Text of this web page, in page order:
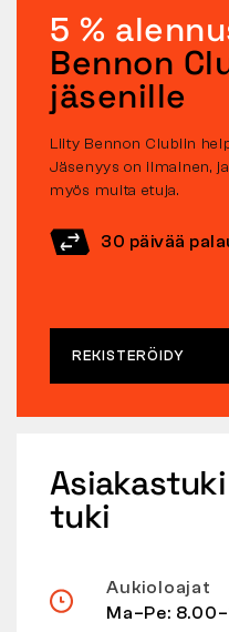
5 %
Bennon
jäsenille
Liity Bennon Clubiin
Jäsenyys on ilmainen,
myös muita etuja.
30 päivää
REKISTERÖIDY
Asiakastuki
tuki
Aukioloajat
Ma–Pe: